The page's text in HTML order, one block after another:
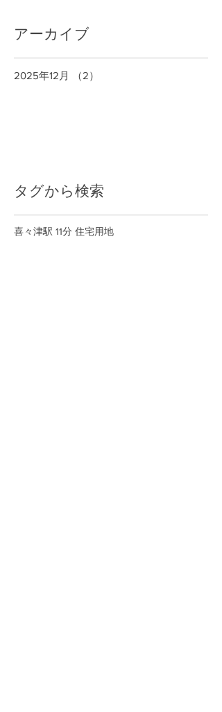
アーカイブ
2025年12月 （2）
タグから検索
喜々津駅 11分 住宅用地